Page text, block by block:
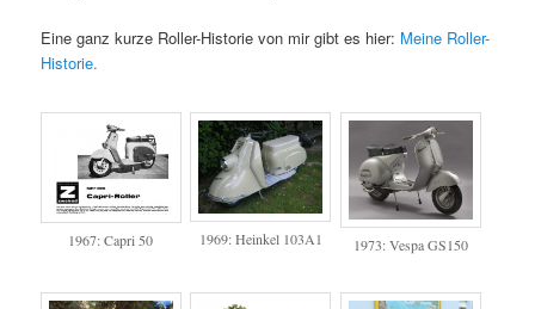
Eine ganz kurze Roller-Historie von mir gibt es hier: Meine Roller-
Historie.
1967: Capri 50 1969: Heinkel 103A1 1973: Vespa GS150